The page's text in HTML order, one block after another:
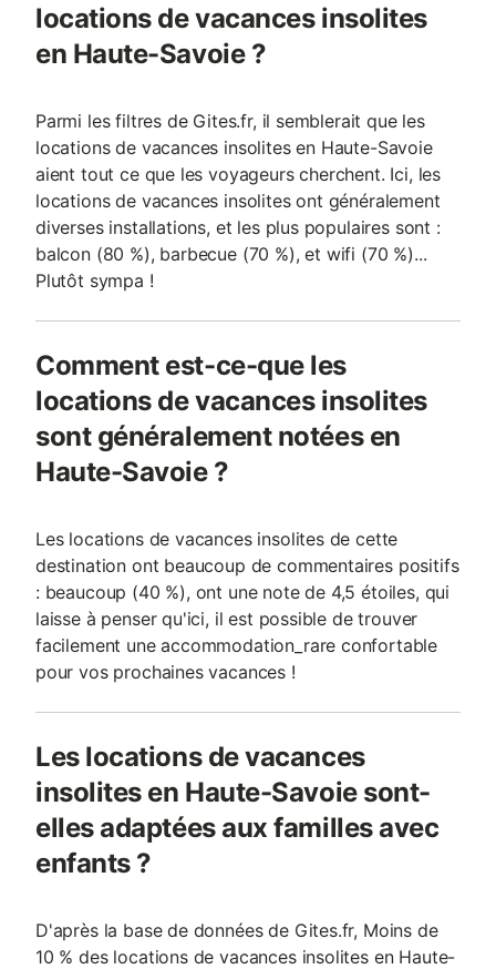
locations de vacances insolites
en Haute-Savoie ?
Parmi les filtres de Gites.fr, il semblerait que les
locations de vacances insolites en Haute-Savoie
aient tout ce que les voyageurs cherchent. Ici, les
locations de vacances insolites ont généralement
diverses installations, et les plus populaires sont :
balcon (80 %), barbecue (70 %), et wifi (70 %)...
Plutôt sympa !
Comment est-ce-que les
locations de vacances insolites
sont généralement notées en
Haute-Savoie ?
Les locations de vacances insolites de cette
destination ont beaucoup de commentaires positifs
: beaucoup (40 %), ont une note de 4,5 étoiles, qui
laisse à penser qu'ici, il est possible de trouver
facilement une accommodation_rare confortable
pour vos prochaines vacances !
Les locations de vacances
insolites en Haute-Savoie sont-
elles adaptées aux familles avec
enfants ?
D'après la base de données de Gites.fr, Moins de
10 % des locations de vacances insolites en Haute-